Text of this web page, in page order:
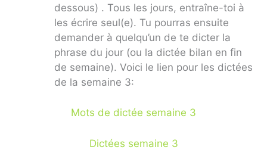
dessous) . Tous les jours, entraîne-toi à
les écrire seul(e). Tu pourras ensuite
demander à quelqu’un de te dicter la
phrase du jour (ou la dictée bilan en fin
de semaine). Voici le lien pour les dictées
de la semaine 3:
Mots de dictée semaine 3
Dictées semaine 3